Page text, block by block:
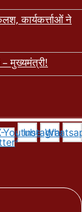
कार्यकर्त्ताओं ने
– मुख्यमंत्री!
YoutubeInstagram